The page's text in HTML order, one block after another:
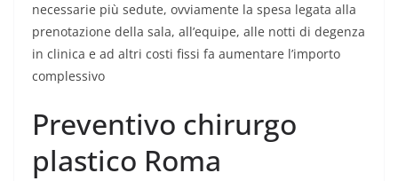
necessarie più sedute, ovviamente la spesa legata alla
prenotazione della sala, all’equipe, alle notti di degenza
in clinica e ad altri costi fissi fa aumentare l’importo
complessivo
Preventivo chirurgo
plastico Roma